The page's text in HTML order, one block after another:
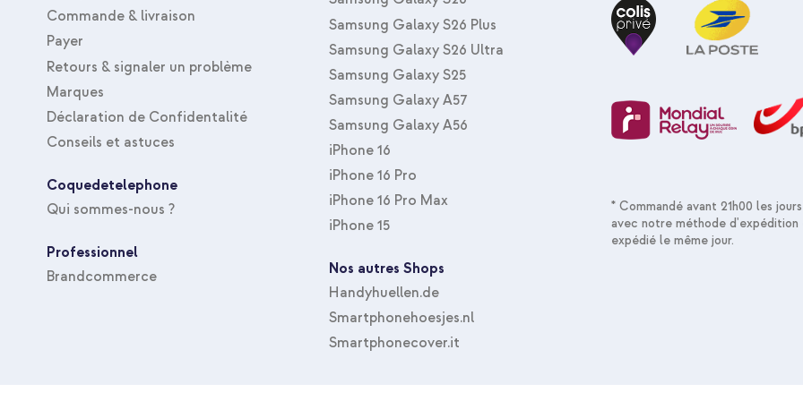
Commande & livraison
Payer
Retours & signaler un problème
Marques
Déclaration de Confidentalité
Conseils et astuces
Coquedetelephone
Qui sommes-nous ?
Professionnel
Brandcommerce
Samsung Galaxy S26 Plus
Samsung Galaxy S26 Ultra
Samsung Galaxy S25
Samsung Galaxy A57
Samsung Galaxy A56
iPhone 16
iPhone 16 Pro
iPhone 16 Pro Max
iPhone 15
Nos autres Shops
Handyhuellen.de
Smartphonehoesjes.nl
Smartphonecover.it
* Commandé avant 21h00 les
avec notre méthode d'expédition
expédié le même jour.